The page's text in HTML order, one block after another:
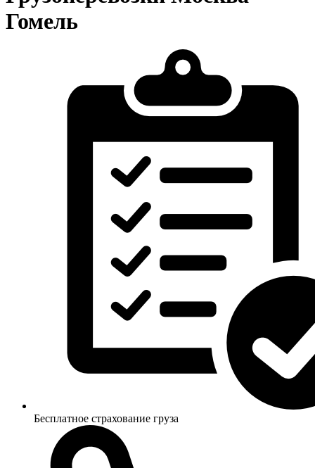
Гомель
Бесплатное страхование груза